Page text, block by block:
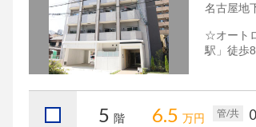
名古屋地
☆オート
駅」徒歩
5 階 6.5 万円 管/共